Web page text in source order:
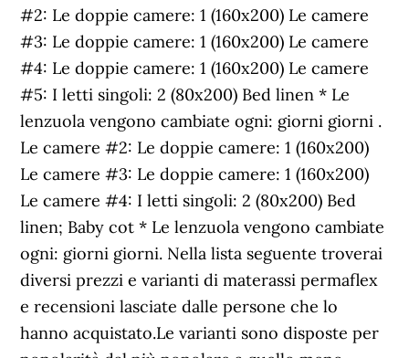
#2: Le doppie camere: 1 (160x200) Le camere
#3: Le doppie camere: 1 (160x200) Le camere
#4: Le doppie camere: 1 (160x200) Le camere
#5: I letti singoli: 2 (80x200) Bed linen * Le
lenzuola vengono cambiate ogni: giorni giorni .
Le camere #2: Le doppie camere: 1 (160x200)
Le camere #3: Le doppie camere: 1 (160x200)
Le camere #4: I letti singoli: 2 (80x200) Bed
linen; Baby cot * Le lenzuola vengono cambiate
ogni: giorni giorni. Nella lista seguente troverai
diversi prezzi e varianti di materassi permaflex
e recensioni lasciate dalle persone che lo
hanno acquistato.Le varianti sono disposte per